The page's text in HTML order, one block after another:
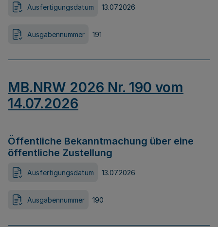
Ausfertigungsdatum 13.07.2026
Ausgabennummer 191
MB.NRW 2026 Nr. 190 vom
14.07.2026
Öffentliche Bekanntmachung über eine
öffentliche Zustellung
Ausfertigungsdatum 13.07.2026
Ausgabennummer 190